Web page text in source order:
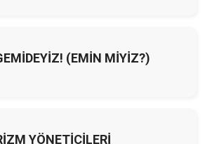
(EMİN MİYİZ?)
YÖNETİCİLERİ